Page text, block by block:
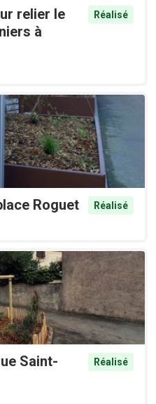
relier le
à
Réalisé
Roguet
Réalisé
Saint-
Réalisé